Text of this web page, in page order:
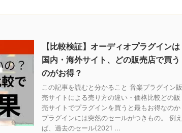
【比較検証】オーディオプラグインは
国内・海外サイト、どの販売店で買う
のがお得？
この記事を読むと分かること 音楽プラグイン販
売サイトによる売り方の違い・価格比較どの販
売サイトでプラグインを買うと最もお得なのか
プラグインには突然のセールがつきもの。 例え
ば、過去のセール(2021 ...